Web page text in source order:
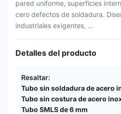
pared uniforme, superficies
cero defectos de soldadura.
industriales exigentes, ...
Detalles del producto
Resaltar:
Tubo sin soldadura de acero
Tubo sin costura de acero
Tubo SMLS de 6 mm